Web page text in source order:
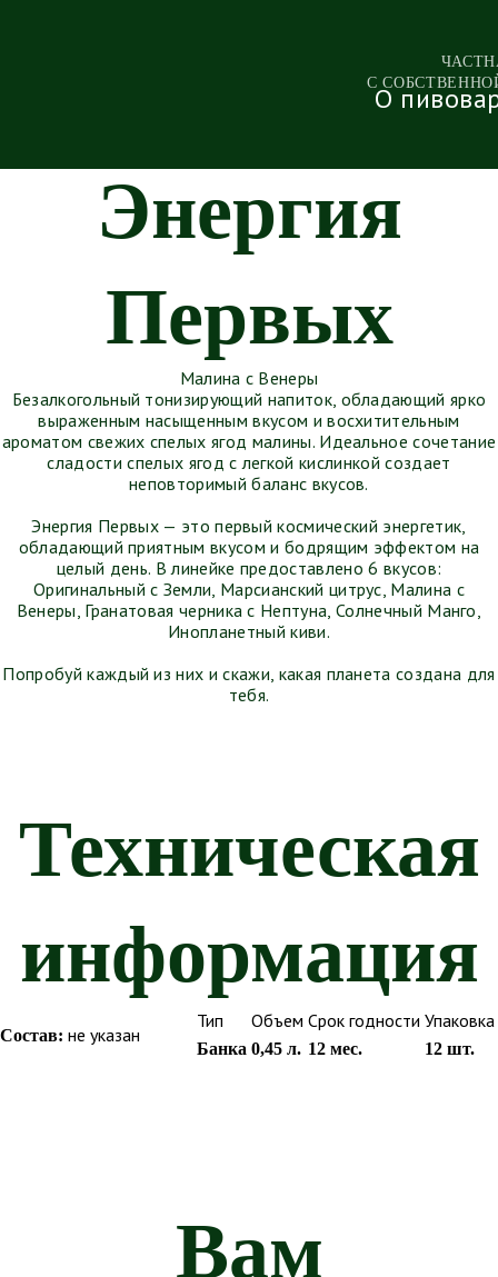
С
О
ПИВО
Дуб и Обруч
Бочковое
Искусство Варить
Немецкое
нефильтрованное
VANBIER
Lambic Kriek
Вишня в Дубе
Мягкий Солод
Крепкий Хмель
Бочонок для Друзей
Рожденное в СССР
Традиционное
Рижское Традиционное
Бархатное
Традиционное
Витязь Ульяновское
Bierburg
Мельница на реке
Bela Pena
Бочка Живого
разливное
ПИВО
Frugga Mango
Энергия
Первых
Малина с Венеры
Безалкогольный тонизирующий напиток, обладающий ярко
выраженным насыщенным вкусом и восхитительным
ароматом свежих спелых ягод малины. Идеальное сочетание
сладости спелых ягод с легкой кислинкой создает
неповторимый баланс вкусов.
Энергия Первых — это первый космический энергетик,
обладающий приятным вкусом и бодрящим эффектом на
целый день. В линейке предоставлено 6 вкусов:
Оригинальный с Земли, Марсианский цитрус, Малина с
Венеры, Гранатовая черника с Нептуна, Солнечный Манго,
Инопланетный киви.
Попробуй каждый из них и скажи, какая планета создана для
тебя.
Техническая
информация
Состав: не указан
Тип Объем Срок годности Упаковка
Банка 0,45 л. 12 мес. 12 шт.
Вам